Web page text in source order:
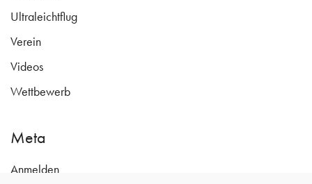
Ultraleichtflug
Verein
Videos
Wettbewerb
Meta
Anmelden